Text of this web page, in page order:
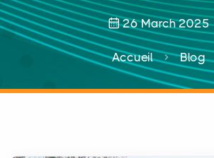
26 March 2025
Accueil Blog